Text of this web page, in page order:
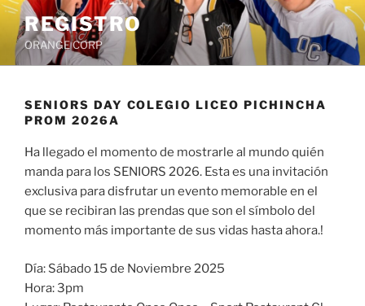
Saltar
contenido
REGISTRO
ORANGE CORP
SENIORS DAY COLEGIO LICEO PICHINCHA
PROM 2026A
Ha llegado el momento de mostrarle al mundo quién
manda para los SENIORS 2026. Esta es una invitación
exclusiva para disfrutar un evento memorable en el
que se recibiran las prendas que son el símbolo del
momento más importante de sus vidas hasta ahora.!
Día: Sábado 15 de Noviembre 2025
Hora: 3pm